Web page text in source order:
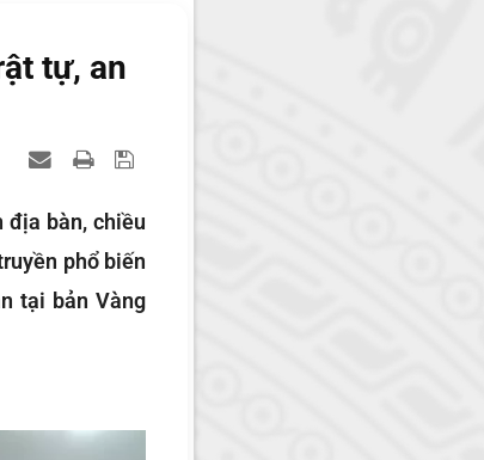
tự, an
địa bàn, chiều
phổ biến
tại bản Vàng